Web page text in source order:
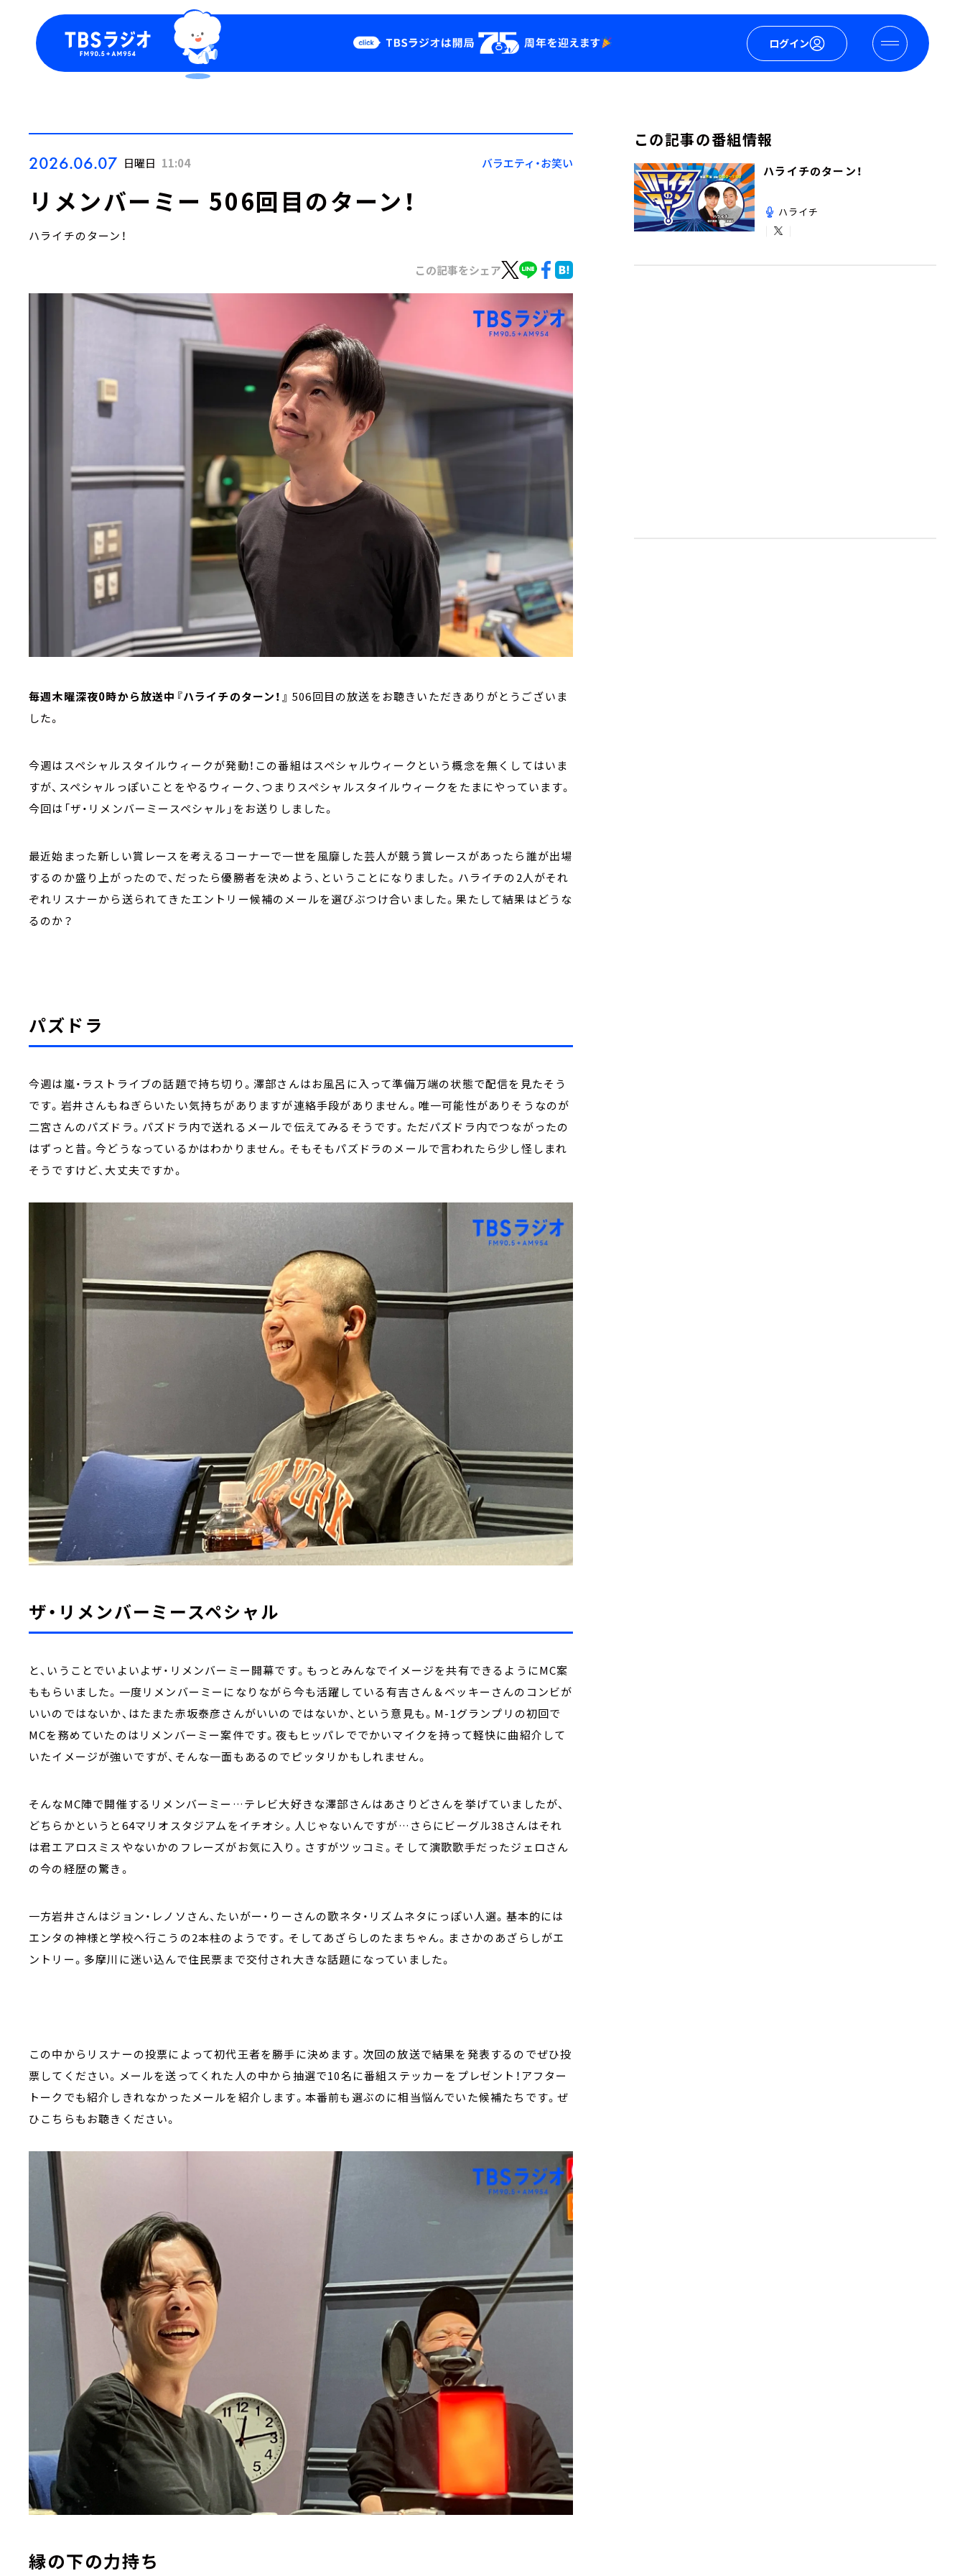
ログイン
Podcast
YouTube
会社情報
2026.06.07 日曜日 11:04 バラエティ・お笑い
リメンバーミー 506回目のターン！
ハライチのターン！
この記事をシェア
毎週木曜深夜0時から放送中『ハライチのターン！』 506回目の放送をお聴きいただきありがとうございま
した。
今週はスペシャルスタイルウィークが発動！この番組はスペシャルウィークという概念を無くしてはいま
すが、スペシャルっぽいことをやるウィーク、つまりスペシャルスタイルウィークをたまにやっています。
今回は「ザ・リメンバーミースペシャル」をお送りしました。
最近始まった新しい賞レースを考えるコーナーで一世を風靡した芸人が競う賞レースがあったら誰が出場
するのか盛り上がったので、だったら優勝者を決めよう、ということになりました。ハライチの2人がそれ
ぞれリスナーから送られてきたエントリー候補のメールを選びぶつけ合いました。果たして結果はどうな
るのか？
パズドラ
今週は嵐・ラストライブの話題で持ち切り。澤部さんはお風呂に入って準備万端の状態で配信を見たそう
です。岩井さんもねぎらいたい気持ちがありますが連絡手段がありません。唯一可能性がありそうなのが
二宮さんのパズドラ。パズドラ内で送れるメールで伝えてみるそうです。ただパズドラ内でつながったの
はずっと昔。今どうなっているかはわかりません。そもそもパズドラのメールで言われたら少し怪しまれ
そうですけど、大丈夫ですか。
ザ・リメンバーミースペシャル
と、いうことでいよいよザ・リメンバーミー開幕です。もっとみんなでイメージを共有できるようにMC案
ももらいました。一度リメンバーミーになりながら今も活躍している有吉さん＆ベッキーさんのコンビが
いいのではないか、はたまた赤坂泰彦さんがいいのではないか、という意見も。M-1グランプリの初回で
MCを務めていたのはリメンバーミー案件です。夜もヒッパレででかいマイクを持って軽快に曲紹介して
いたイメージが強いですが、そんな一面もあるのでピッタリかもしれません。
そんなMC陣で開催するリメンバーミー…テレビ大好きな澤部さんはあさりどさんを挙げていましたが、
どちらかというと64マリオスタジアムをイチオシ。人じゃないんですが…さらにビーグル38さんはそれ
は君エアロスミスやないかのフレーズがお気に入り。さすがツッコミ。そして演歌歌手だったジェロさん
の今の経歴の驚き。
一方岩井さんはジョン・レノソさん、たいがー・りーさんの歌ネタ・リズムネタにっぽい人選。基本的には
エンタの神様と学校へ行こうの2本柱のようです。そしてあざらしのたまちゃん。まさかのあざらしがエ
ントリー。多摩川に迷い込んで住民票まで交付され大きな話題になっていました。
この中からリスナーの投票によって初代王者を勝手に決めます。次回の放送で結果を発表するのでぜひ投
票してください。メールを送ってくれた人の中から抽選で10名に番組ステッカーをプレゼント！アフター
トークでも紹介しきれなかったメールを紹介します。本番前も選ぶのに相当悩んでいた候補たちです。ぜ
ひこちらもお聴きください。
縁の下の力持ち
この記事の番組情報
ハライチのターン！
ハライチ